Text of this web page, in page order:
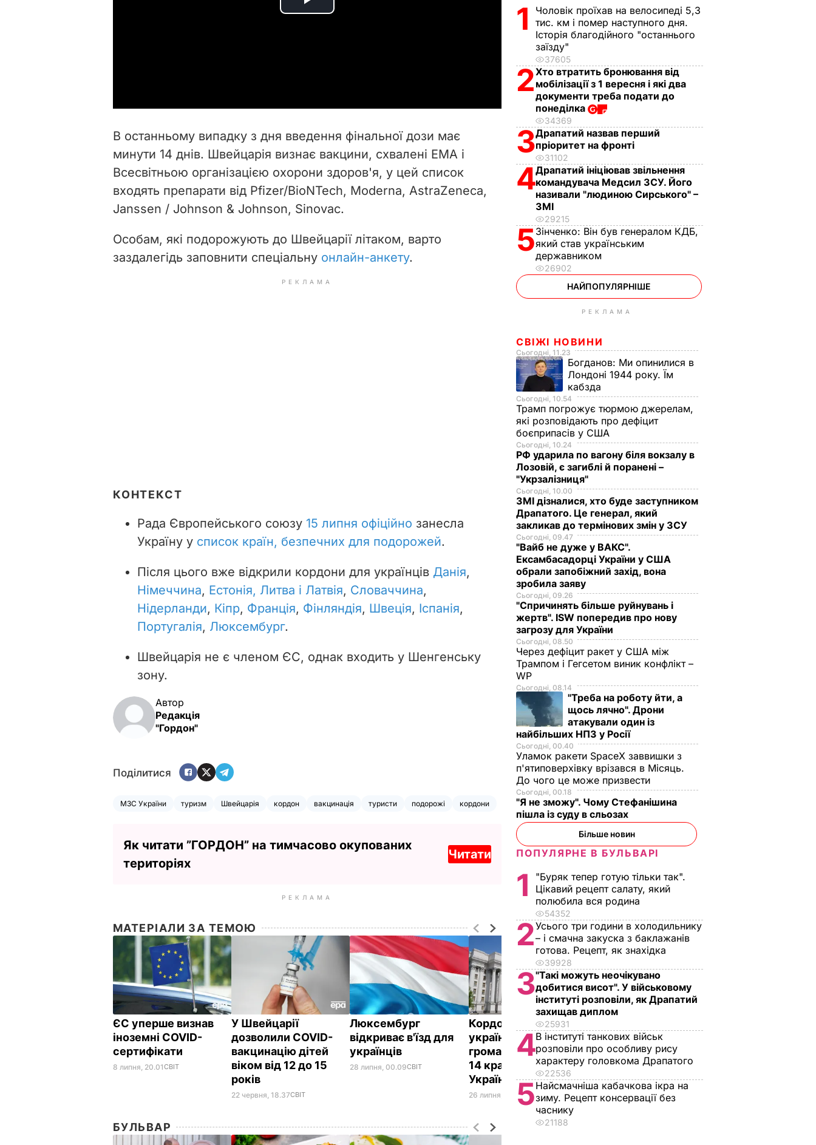
P
i
d
e
o
В останньому випадку з дня введення фінальної дози має
минути 14 днів. Швейцарія визнає вакцини, схвалені EMА і
Всесвітньою організацією охорони здоров'я, у цей список
входять препарати від Pfizer/BioNTech, Moderna, AstraZeneca,
Janssen / Johnson & Johnson, Sinovac.
Особам, які подорожують до Швейцарії літаком, варто
заздалегідь заповнити спеціальну онлайн-анкету.
РЕКЛАМА
КОНТЕКСТ
Рада Європейського союзу 15 липня офіційно занесла
Україну у список країн, безпечних для подорожей.
Після цього вже відкрили кордони для українців Данія,
Німеччина, Естонія, Литва і Латвія, Словаччина,
Нідерланди, Кіпр, Франція, Фінляндія, Швеція, Іспанія,
Португалія, Люксембург.
Швейцарія не є членом ЄС, однак входить у Шенгенську
зону.
Автор
Редакція
"Гордон"
Поділитися
МЗС України туризм Швейцарія кордон вакцинація туристи подорожі кордони
Як читати ”ГОРДОН” на тимчасово окупованих
територіях
Читати
РЕКЛАМА
МАТЕРІАЛИ ЗА ТЕМОЮ
ЄС уперше визнав
іноземні COVID-
сертифікати
8 липня, 20.01СВІТ
У Швейцарії
дозволили COVID-
вакцинацію дітей
віком від 12 до 15
років
22 червня, 18.37СВІТ
Люксембург
відкриває в'їзд для
українців
28 липня, 00.09СВІТ
Кордони для
українських
громадян відкрило
14 країн ЄС – МЗС
України
26 липня, 15.59ПОЛІТИКА
БУЛЬВАР
1
Чоловік проїхав на велосипеді 5,3
тис. км і помер наступного дня.
Історія благодійного "останнього
заїзду"
37605
2Хто втратить бронювання від
мобілізації з 1 вересня і які два
документи треба подати до
понеділка
34369
3Драпатий назвав перший
пріоритет на фронті
31102
4Драпатий ініціював звільнення
командувача Медсил ЗСУ. Його
називали "людиною Сирського" –
ЗМІ
29215
5Зінченко: Він був генералом КДБ,
який став українським
державником
26902
НАЙПОПУЛЯРНІШЕ
РЕКЛАМА
СВІЖІ НОВИНИ
Сьогодні, 11.23
Богданов: Ми опинилися в
Лондоні 1944 року. Їм
кабзда
Сьогодні, 10.54
Трамп погрожує тюрмою джерелам,
які розповідають про дефіцит
боєприпасів у США
Сьогодні, 10.24
РФ ударила по вагону біля вокзалу в
Лозовій, є загиблі й поранені –
"Укрзалізниця"
Сьогодні, 10.00
ЗМІ дізналися, хто буде заступником
Драпатого. Це генерал, який
закликав до термінових змін у ЗСУ
Сьогодні, 09.47
"Вайб не дуже у ВАКС".
Ексамбасадорці України у США
обрали запобіжний захід, вона
зробила заяву
Сьогодні, 09.26
"Спричинять більше руйнувань і
жертв". ISW попередив про нову
загрозу для України
Сьогодні, 08.50
Через дефіцит ракет у США між
Трампом і Гегсетом виник конфлікт –
WP
Сьогодні, 08.14
"Треба на роботу йти, а
щось лячно". Дрони
атакували один із
найбільших НПЗ у Росії
Сьогодні, 00.40
Уламок ракети SpaceX заввишки з
п'ятиповерхівку врізався в Місяць.
До чого це може призвести
Сьогодні, 00.18
"Я не зможу". Чому Стефанішина
пішла із суду в сльозах
Більше новин
ПОПУЛЯРНЕ В БУЛЬВАРІ
1
"Буряк тепер готую тільки так".
Цікавий рецепт салату, який
полюбила вся родина
54352
2Усього три години в холодильнику
– і смачна закуска з баклажанів
готова. Рецепт, як знахідка
39928
3"Такі можуть неочікувано
добитися висот". У військовому
інституті розповіли, як Драпатий
захищав диплом
25931
4В інституті танкових військ
розповіли про особливу рису
характеру головкома Драпатого
22536
5Найсмачніша кабачкова ікра на
зиму. Рецепт консервації без
часнику
21188